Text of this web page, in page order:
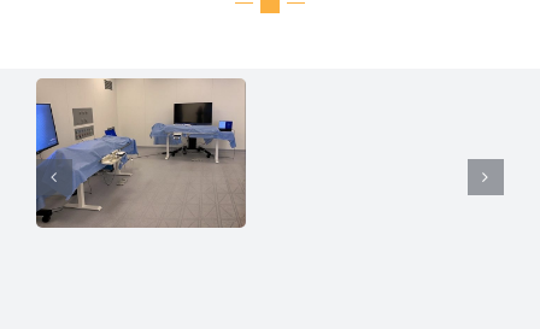
Perspectives
pour
l’ergonomie
chirurgicale
Sen­s­Flo­or API